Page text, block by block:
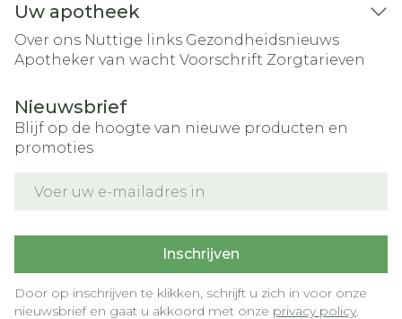
Uw apotheek
Over ons Nuttige links Gezondheidsnieuws
Apotheker van wacht Voorschrift Zorgtarieven
Nieuwsbrief
Blijf op de hoogte van nieuwe producten en
promoties
Inschrijven
Door op inschrijven te klikken, schrijft u zich in voor onze
nieuwsbrief en gaat u akkoord met onze privacy policy.